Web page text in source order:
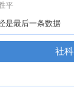
平
是最后一条数据
社